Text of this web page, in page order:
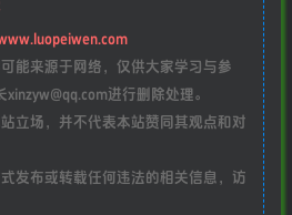
能来源于网络，仅供大家学习与参
进行删除处理。
立场，并不代表本站赞同其观点和对
发布或转载任何违法的相关信息，访